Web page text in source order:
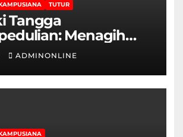
TUTUR
Tangga
Menagih
yang
di Selasar Kampus
ADMINONLINE